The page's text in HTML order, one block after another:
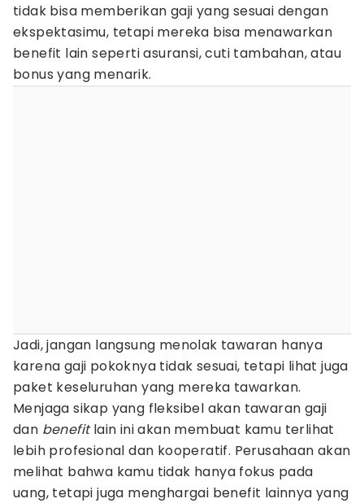
tidak bisa memberikan gaji yang sesuai dengan
ekspektasimu, tetapi mereka bisa menawarkan
benefit lain seperti asuransi, cuti tambahan, atau
bonus yang menarik.
Jadi, jangan langsung menolak tawaran hanya
karena gaji pokoknya tidak sesuai, tetapi lihat juga
paket keseluruhan yang mereka tawarkan.
Menjaga sikap yang fleksibel akan tawaran gaji
dan benefitlain ini akan membuat kamu terlihat
lebih profesional dan kooperatif. Perusahaan akan
melihat bahwa kamu tidak hanya fokus pada
uang, tetapi juga menghargai benefit lainnya yang